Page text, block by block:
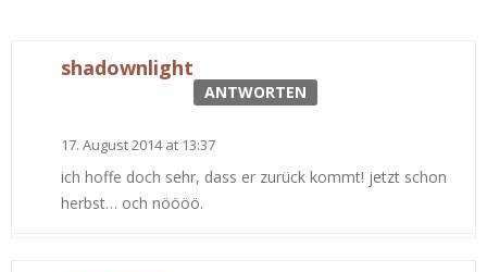
shadownlight
ANTWORTEN
17. August 2014 at 13:37
ich hoffe doch sehr, dass er zurück kommt! jetzt schon
herbst… och nöööö.